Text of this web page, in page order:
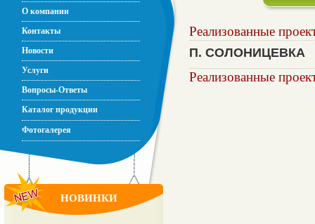
О компании
Контакты
Новости
Услуги
Вопросы-Ответы
Каталог продукции
Фотогалерея
НОВИНКИ
Реализованные
П. СОЛОНИЦЕВКА
Реализованные